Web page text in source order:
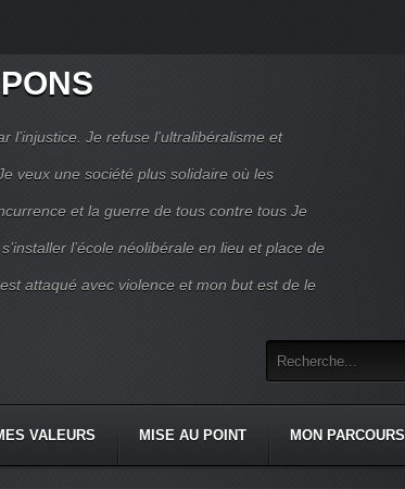
l’injustice. Je refuse l'ultralibéralisme et
veux une société plus solidaire où les
et la guerre de tous contre tous Je
l’école néolibérale en lieu et place de
attaqué avec violence et mon but est de le
VALEURS MISE AU POINT MON PARCOURS